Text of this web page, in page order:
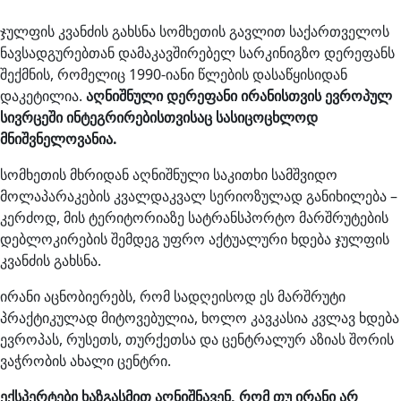
ჯულფის კვანძის გახსნა სომხეთის გავლით საქართველოს
ნავსადგურებთან დამაკავშირებელ სარკინიგზო დერეფანს
შექმნის, რომელიც 1990-იანი წლების დასაწყისიდან
დაკეტილია. აღნიშნული დერეფანი ირანისთვის ევროპულ
სივრცეში ინტეგრირებისთვისაც სასიცოცხლოდ
მნიშვნელოვანია.
სომხეთის მხრიდან აღნიშნული საკითხი სამშვიდო
მოლაპარაკების კვალდაკვალ სერიოზულად განიხილება –
კერძოდ, მის ტერიტორიაზე სატრანსპორტო მარშრუტების
დებლოკირების შემდეგ უფრო აქტუალური ხდება ჯულფის
კვანძის გახსნა.
ირანი აცნობიერებს, რომ სადღეისოდ ეს მარშრუტი
პრაქტიკულად მიტოვებულია, ხოლო კავკასია კვლავ ხდება
ევროპას, რუსეთს, თურქეთსა და ცენტრალურ აზიას შორის
ვაჭრობის ახალი ცენტრი.
ექსპერტები ხაზგასმით აღნიშნავენ, რომ თუ ირანი არ